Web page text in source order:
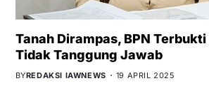
Tanah Dirampas, BPN
Tidak Tanggung Jawab
BYREDAKSI IAWNEWS 19 APRIL 2025